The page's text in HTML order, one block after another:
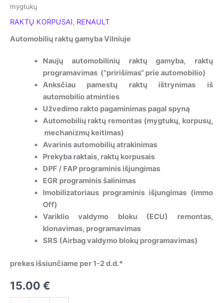
mygtukų
RAKTŲ KORPUSAI, RENAULT
Automobilių raktų gamyba Vilniuje
Naujų automobilinių raktų gamyba, raktų
programavimas (“pririšimas“ prie automobilio)
Anksčiau pamestų raktų ištrynimas iš
automobilio atminties
Užvedimo rakto pagaminimas pagal spyną
Automobilių raktų remontas (mygtukų, korpusų,
mechanizmų keitimas)
Avarinis automobilių atrakinimas
Prekyba raktais, raktų korpusais
DPF / FAP programinis išjungimas
EGR programinis šalinimas
Imobilizatoriaus programinis išjungimas (immo
Off)
Variklio valdymo bloku (ECU) remontas,
klonavimas, programavimas
SRS (Airbag valdymo blokų programavimas)
prekes išsiunčiame per 1-2 d.d.*
15.00 €